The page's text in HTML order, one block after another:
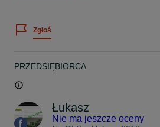
Pasuje do :
Przesyłka kurierska pobraniowa 20,00zł
Posiadamy szeroki asortyment części
Zgłoś
PRZEDSIĘBIORCA
Łukasz
Nie ma jeszcze oceny